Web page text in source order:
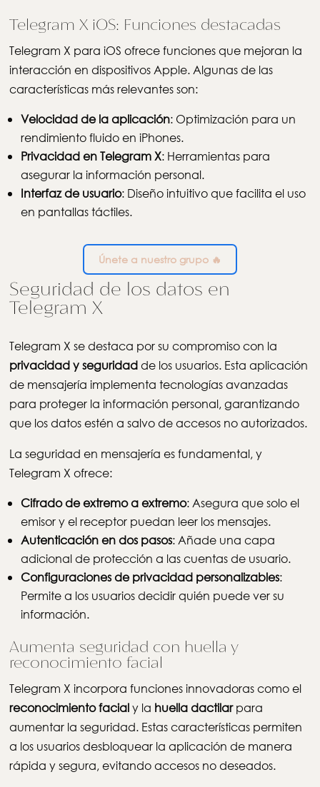
Telegram X iOS: Funciones destacadas
Telegram X para iOS ofrece funciones que mejoran la
interacción en dispositivos Apple. Algunas de las
características más relevantes son:
Velocidad de la aplicación: Optimización para un
rendimiento fluido en iPhones.
Privacidad en Telegram X: Herramientas para
asegurar la información personal.
Interfaz de usuario: Diseño intuitivo que facilita el uso
en pantallas táctiles.
Únete a nuestro grupo 🔥
Seguridad de los datos en
Telegram X
Telegram X se destaca por su compromiso con la
privacidad y seguridadde los usuarios. Esta aplicación
de mensajería implementa tecnologías avanzadas
para proteger la información personal, garantizando
que los datos estén a salvo de accesos no autorizados.
La seguridad en mensajería es fundamental, y
Telegram X ofrece:
Cifrado de extremo a extremo: Asegura que solo el
emisor y el receptor puedan leer los mensajes.
Autenticación en dos pasos: Añade una capa
adicional de protección a las cuentas de usuario.
Configuraciones de privacidad personalizables:
Permite a los usuarios decidir quién puede ver su
información.
Aumenta seguridad con huella y
reconocimiento facial
Telegram X incorpora funciones innovadoras como el
reconocimiento facialy la huella dactilarpara
aumentar la seguridad. Estas características permiten
a los usuarios desbloquear la aplicación de manera
rápida y segura, evitando accesos no deseados.